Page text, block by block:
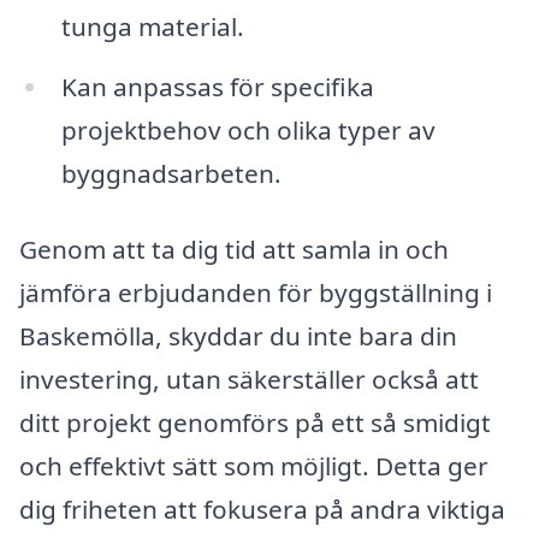
tunga material.
Kan anpassas för specifika
projektbehov och olika typer av
byggnadsarbeten.
Genom att ta dig tid att samla in och
jämföra erbjudanden för byggställning i
Baskemölla, skyddar du inte bara din
investering, utan säkerställer också att
ditt projekt genomförs på ett så smidigt
och effektivt sätt som möjligt. Detta ger
dig friheten att fokusera på andra viktiga